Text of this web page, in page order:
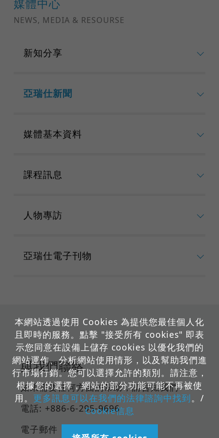
媒體中心
NEWS, MEDIA & RESOURSE
新知分享
亞瑞仕新聞
媒體基本資料
課程訊息
人物專訪
亞瑞仕電子刊物
與我們聯絡
如果需要任何方面的幫助，請告知我們
電話: +886-6-295-9696
電子郵件：
本網站透過使用 Cookies 為提供您最佳個人化
且即時的服務。點擊 "接受所有 cookies" 即表
示您同意在設備上儲存 cookies 以優化我們的
網站運作、分析網站使用情形，以及幫助我們進
行市場行銷。您可以選擇允許的類別。請注意，
根據您的選擇，網站的部分功能可能不再被使
用。 更多訊息可以在我們的法律諮詢中找到。/
Cookie信息